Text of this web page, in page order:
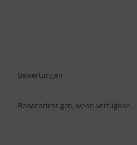
Bewertungen
Benachrichtigen, wenn verfügbar